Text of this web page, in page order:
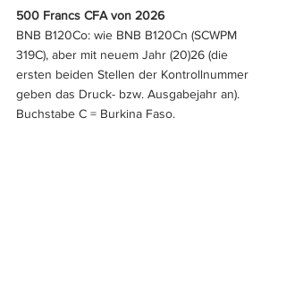
500 Francs CFA von 2026
BNB B120Co: wie BNB B120Cn (SCWPM
319C), aber mit neuem Jahr (20)26 (die
ersten beiden Stellen der Kontrollnummer
geben das Druck- bzw. Ausgabejahr an).
Buchstabe C = Burkina Faso.